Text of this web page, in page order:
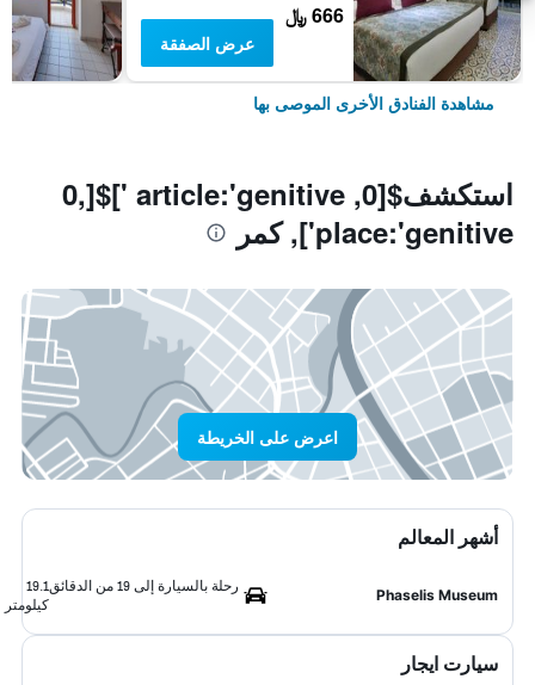
666 ﷼
عرض الصفقة
مشاهدة الفنادق الأخرى الموصى بها
استكشف$[0, article:'genitive ']$[0,
place:'genitive'], كمر
اعرض على الخريطة
أشهر المعالم
Phaselis Museum
رحلة بالسيارة إلى 19 من الدقائق
19.1
كيلومتر
سيارت ايجار